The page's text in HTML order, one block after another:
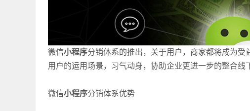
微信小程序分销体系的推出，关于用户，商家都将成为受
用户的运用场景，习气动身，协助企业更进一步的整合线
微信小程序分销体系优势